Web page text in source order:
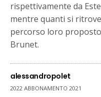
rispettivamente da
mentre quanti si
percorso loro
Brunet.
alessandropolet
2022 ABBONAMENTO 2021